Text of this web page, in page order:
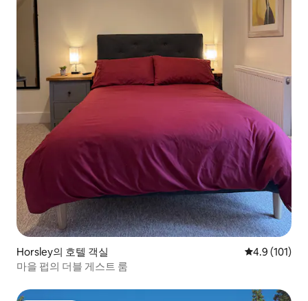
Horsley의 호텔 객실 평점 4.9점(5
4.9 (101)
마을 펍의 더블 게스트 룸